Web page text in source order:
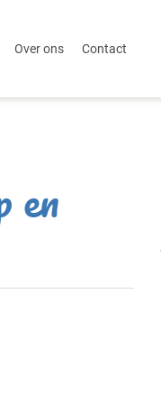
Over ons Contact
en